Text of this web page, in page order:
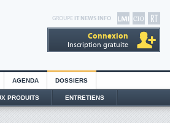
GROUPE IT NEWS INFO
Connexion
Inscription gratuite
AGENDA DOSSIERS
PRODUITS ENTRETIENS